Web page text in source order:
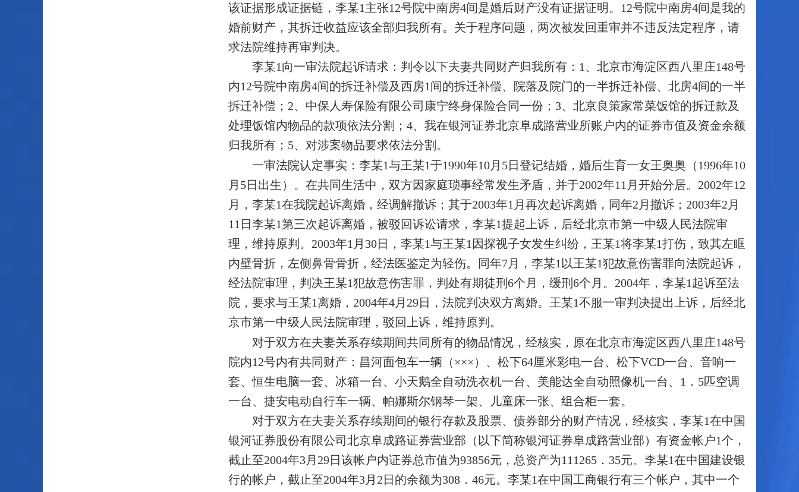
该证据形成证据链，李某1主张12号院中南房4间是婚后财产没有证据证明。12号院中南房4间是我的
婚前财产，其拆迁收益应该全部归我所有。关于程序问题，两次被发回重审并不违反法定程序，请
求法院维持再审判决。
李某1向一审法院起诉请求：判令以下夫妻共同财产归我所有：1、北京市海淀区西八里庄148号
内12号院中南房4间的拆迁补偿及西房1间的拆迁补偿、院落及院门的一半拆迁补偿、北房4间的一半
拆迁补偿；2、中保人寿保险有限公司康宁终身保险合同一份；3、北京良策家常菜饭馆的拆迁款及
处理饭馆内物品的款项依法分割；4、我在银河证券北京阜成路营业所账户内的证券市值及资金余额
归我所有；5、对涉案物品要求依法分割。
一审法院认定事实：李某1与王某1于1990年10月5日登记结婚，婚后生育一女王奥奥（1996年10
月5日出生）。在共同生活中，双方因家庭琐事经常发生矛盾，并于2002年11月开始分居。2002年12
月，李某1在我院起诉离婚，经调解撤诉；其于2003年1月再次起诉离婚，同年2月撤诉；2003年2月
11日李某1第三次起诉离婚，被驳回诉讼请求，李某1提起上诉，后经北京市第一中级人民法院审
理，维持原判。2003年1月30日，李某1与王某1因探视子女发生纠纷，王某1将李某1打伤，致其左眶
内壁骨折，左侧鼻骨骨折，经法医鉴定为轻伤。同年7月，李某1以王某1犯故意伤害罪向法院起诉，
经法院审理，判决王某1犯故意伤害罪，判处有期徒刑6个月，缓刑6个月。2004年，李某1起诉至法
院，要求与王某1离婚，2004年4月29日，法院判决双方离婚。王某1不服一审判决提出上诉，后经北
京市第一中级人民法院审理，驳回上诉，维持原判。
对于双方在夫妻关系存续期间共同所有的物品情况，经核实，原在北京市海淀区西八里庄148号
院内12号内有共同财产：昌河面包车一辆（×××）、松下64厘米彩电一台、松下VCD一台、音响一
套、恒生电脑一套、冰箱一台、小天鹅全自动洗衣机一台、美能达全自动照像机一台、1．5匹空调
一台、捷安电动自行车一辆、帕娜斯尔钢琴一架、儿童床一张、组合柜一套。
对于双方在夫妻关系存续期间的银行存款及股票、债券部分的财产情况，经核实，李某1在中国
银河证券股份有限公司北京阜成路证券营业部（以下简称银河证券阜成路营业部）有资金帐户1个，
截止至2004年3月29日该帐户内证券总市值为93856元，总资产为111265．35元。李某1在中国建设银
行的帐户，截止至2004年3月2日的余额为308．46元。李某1在中国工商银行有三个帐户，其中一个